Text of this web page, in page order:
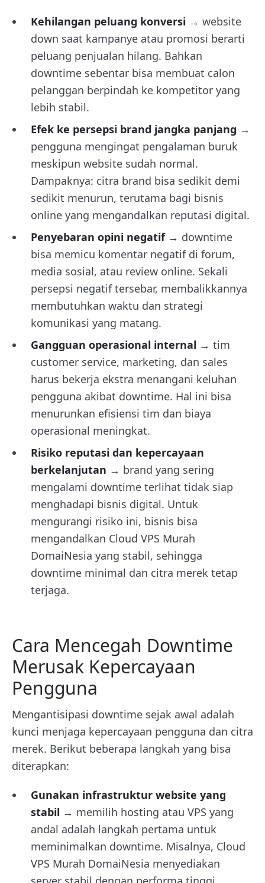
Kehilangan peluang konversi → website
down saat kampanye atau promosi berarti
peluang penjualan hilang. Bahkan
downtime sebentar bisa membuat calon
pelanggan berpindah ke kompetitor yang
lebih stabil.
Efek ke persepsi brand jangka panjang →
pengguna mengingat pengalaman buruk
meskipun website sudah normal.
Dampaknya: citra brand bisa sedikit demi
sedikit menurun, terutama bagi bisnis
online yang mengandalkan reputasi digital.
Penyebaran opini negatif → downtime
bisa memicu komentar negatif di forum,
media sosial, atau review online. Sekali
persepsi negatif tersebar, membalikkannya
membutuhkan waktu dan strategi
komunikasi yang matang.
Gangguan operasional internal → tim
customer service, marketing, dan sales
harus bekerja ekstra menangani keluhan
pengguna akibat downtime. Hal ini bisa
menurunkan efisiensi tim dan biaya
operasional meningkat.
Risiko reputasi dan kepercayaan
berkelanjutan → brand yang sering
mengalami downtime terlihat tidak siap
menghadapi bisnis digital. Untuk
mengurangi risiko ini, bisnis bisa
mengandalkan Cloud VPS Murah
DomaiNesia yang stabil, sehingga
downtime minimal dan citra merek tetap
terjaga.
Cara Mencegah Downtime
Merusak Kepercayaan
Pengguna
Mengantisipasi downtime sejak awal adalah
kunci menjaga kepercayaan pengguna dan citra
merek. Berikut beberapa langkah yang bisa
diterapkan:
Gunakan infrastruktur website yang
stabil → memilih hosting atau VPS yang
andal adalah langkah pertama untuk
meminimalkan downtime. Misalnya, Cloud
VPS Murah DomaiNesia menyediakan